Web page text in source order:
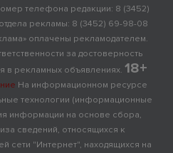
телефона редакции: 8 (3452)
рекламы: 8 (3452) 69-98-08
оплачены рекламодателем.
за достоверность
рекламных объявлениях. 18+
На информационном ресурсе
технологии (информационные
информации на основе сбора,
сведений, относящихся к
сети "Интернет", находящихся на